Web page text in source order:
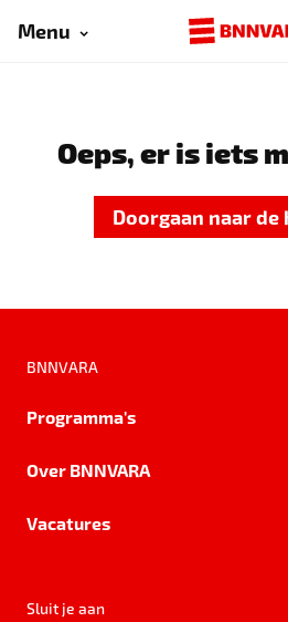
Menu
Oeps, er is iets
Doorgaan naar de
BNNVARA
Programma's
Over BNNVARA
Vacatures
Sluit je aan